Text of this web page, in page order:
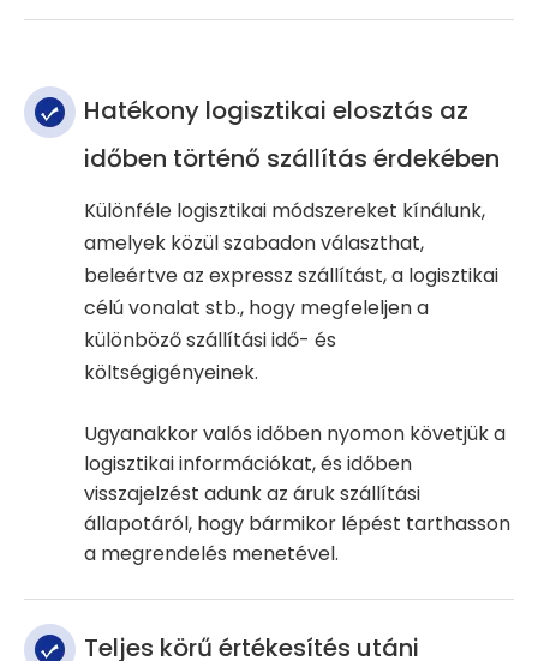
Hatékony logisztikai elosztás az
időben történő szállítás érdekében
Különféle logisztikai módszereket kínálunk,
amelyek közül szabadon választhat,
beleértve az expressz szállítást, a logisztikai
célú vonalat stb., hogy megfeleljen a
különböző szállítási idő- és
költségigényeinek.
Ugyanakkor valós időben nyomon követjük a
logisztikai információkat, és időben
visszajelzést adunk az áruk szállítási
állapotáról, hogy bármikor lépést tarthasson
a megrendelés menetével.
Teljes körű értékesítés utáni